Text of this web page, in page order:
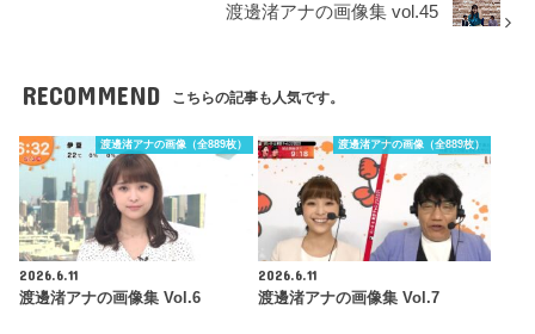
渡邊渚アナの画像集 vol.45
RECOMMEND こちらの記事も人気です。
渡邊渚アナの画像（全889枚）
2026.6.11
渡邊渚アナの画像集 Vol.6
渡邊渚アナの画像（全889枚）
2026.6.11
渡邊渚アナの画像集 Vol.7